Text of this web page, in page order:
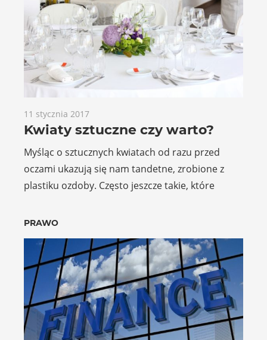
11 stycznia 2017
Kwiaty sztuczne czy warto?
Myśląc o sztucznych kwiatach od razu przed
oczami ukazują się nam tandetne, zrobione z
plastiku ozdoby. Często jeszcze takie, które
PRAWO